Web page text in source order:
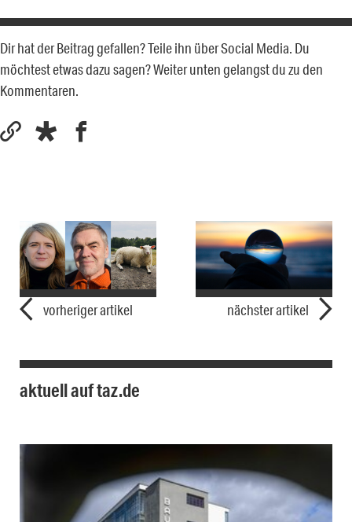
Dir hat der Beitrag gefallen? Teile ihn über Social Media. Du
möchtest etwas dazu sagen? Weiter unten gelangst du zu den
Kommentaren.
vorheriger artikel nächster artikel
aktuell auf taz.de